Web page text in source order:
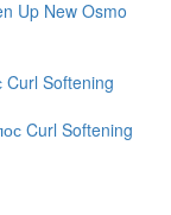
Softening